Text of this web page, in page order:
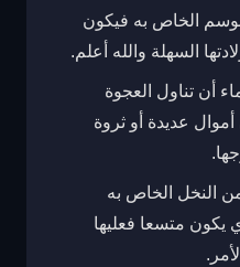
الخاص به فيكون
السهلة والله أعلم.
أن تناول العجوة
عديدة أو ثروة
النخل الخاص به
يكون متسعا فعليها